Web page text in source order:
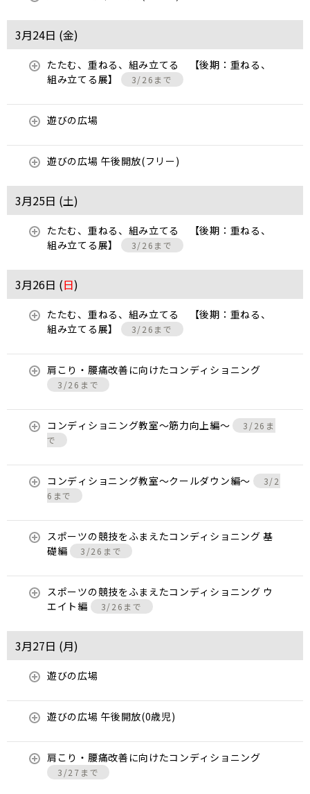
3月24日 (金)
たたむ、重ねる、組み立てる 【後期：重ねる、
組み立てる展】
3/26まで
遊びの広場
遊びの広場 午後開放(フリー)
3月25日 (土)
たたむ、重ねる、組み立てる 【後期：重ねる、
組み立てる展】
3/26まで
3月26日 (日)
たたむ、重ねる、組み立てる 【後期：重ねる、
組み立てる展】
3/26まで
肩こり・腰痛改善に向けたコンディショニング
3/26まで
コンディショニング教室〜筋力向上編〜
3/26ま
で
コンディショニング教室〜クールダウン編〜
3/2
6まで
スポーツの競技をふまえたコンディショニング 基
礎編
3/26まで
スポーツの競技をふまえたコンディショニング ウ
エイト編
3/26まで
3月27日 (月)
遊びの広場
遊びの広場 午後開放(0歳児)
肩こり・腰痛改善に向けたコンディショニング
3/27まで